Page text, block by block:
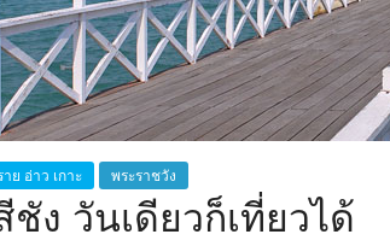
ย อ่าว เกาะ พระราชวัง
ชัง วันเดียวก็เที่ยวได้